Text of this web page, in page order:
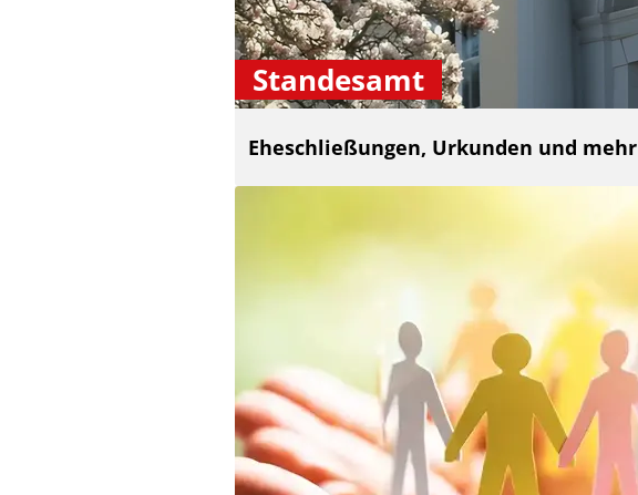
Standesamt
Eheschließungen, Urkunden und mehr